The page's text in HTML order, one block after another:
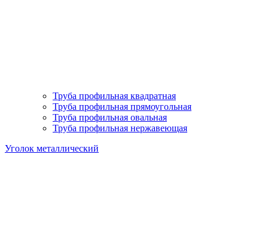
Труба профильная квадратная
Труба профильная прямоугольная
Труба профильная овальная
Труба профильная нержавеющая
Уголок металлический